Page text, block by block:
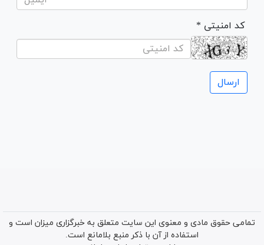
* کد امنیتی
تمامی حقوق مادی و معنوی این سایت متعلق به خبرگزاری میزان است و
استفاده از آن با ذکر منبع بلامانع است.